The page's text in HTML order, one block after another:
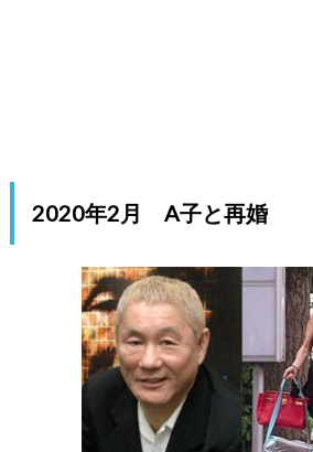
2020年2月 A子と再婚